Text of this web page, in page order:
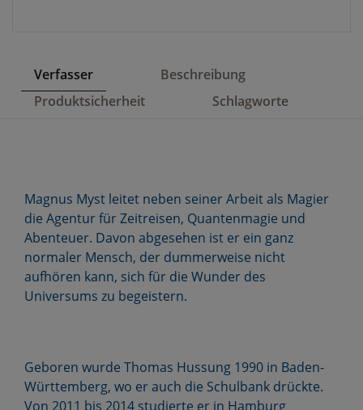
Verfasser
Beschreibung
Produktsicherheit
Schlagworte
Magnus Myst leitet neben seiner Arbeit als Magier
die Agentur für Zeitreisen, Quantenmagie und
Abenteuer. Davon abgesehen ist er ein ganz
normaler Mensch, der dummerweise nicht
aufhören kann, sich für die Wunder des
Universums zu begeistern.
Geboren wurde Thomas Hussung 1990 in Baden-
Württemberg, wo er auch die Schulbank drückte.
Von 2011 bis 2014 studierte er in Hamburg